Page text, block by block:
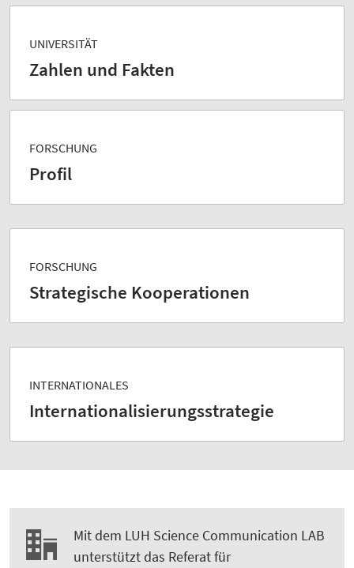
UNIVERSITÄT
Zahlen und Fakten
FORSCHUNG
Profil
FORSCHUNG
Strategische Kooperationen
INTERNATIONALES
Internationalisierungs­strategie
Mit dem LUH Science Communication LAB
unterstützt das Referat für